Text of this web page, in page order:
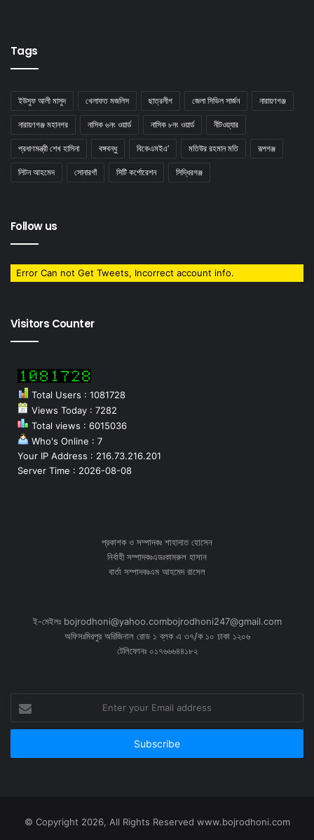
Tags
ইউসুফ আলী মাসুদ খেলাফত মজলিস ছাত্রলীগ জেলা সিভিল সার্জন নারায়ণগঞ্জ
নারায়ণগঞ্জ মহানগর নাসিক ৬নং ওয়ার্ড নাসিক ৮নং ওয়ার্ড নীটওয়্যার
প্রধাণমন্ত্রী শেখ হাসিনা বঙ্গবন্ধু বিকেএমইএ’ মতিউর রহমান মতি রূপগঞ্জ
লিটন আহমেদ সােনারগাঁ সিটি কর্পোরেশন সিদ্ধিরগঞ্জ
Follow us
Error Can not Get Tweets, Incorrect account info.
Visitors Counter
Total Users : 1081728
Views Today : 7282
Total views : 6015036
Who's Online : 7
Your IP Address : 216.73.216.201
Server Time : 2026-08-08
প্রকাশক ও সম্পাদকঃ শাহাদাত হোসেন
নির্বাহী সম্পাদকঃএডঃকামরুল হাসান
বার্তা সম্পাদকঃএম আহমেদ রাসেল
ই-মেইলঃ bojrodhoni@yahoo.combojrodhoni247@gmail.com
অফিসঃমিরপুর অরিজিনাল রোড ১ ব্লক এ ৩৭/ক ১০ ঢাকা ১২০৬
টেলিফোনঃ ০১৭৬৬৬৪৪১৮২
your
Email
© Copyright 2026, All Rights Reserved www.bojrodhoni.com